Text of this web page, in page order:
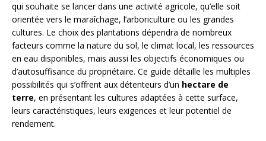
qui souhaite se lancer dans une activité agricole, qu’elle soit
orientée vers le maraîchage, l’arboriculture ou les grandes
cultures. Le choix des plantations dépendra de nombreux
facteurs comme la nature du sol, le climat local, les ressources
en eau disponibles, mais aussi les objectifs économiques ou
d’autosuffisance du propriétaire. Ce guide détaille les multiples
possibilités qui s’offrent aux détenteurs d’un hectare de
terre, en présentant les cultures adaptées à cette surface,
leurs caractéristiques, leurs exigences et leur potentiel de
rendement.